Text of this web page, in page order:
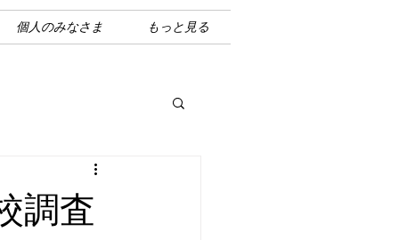
個人のみなさま もっと見る
調査